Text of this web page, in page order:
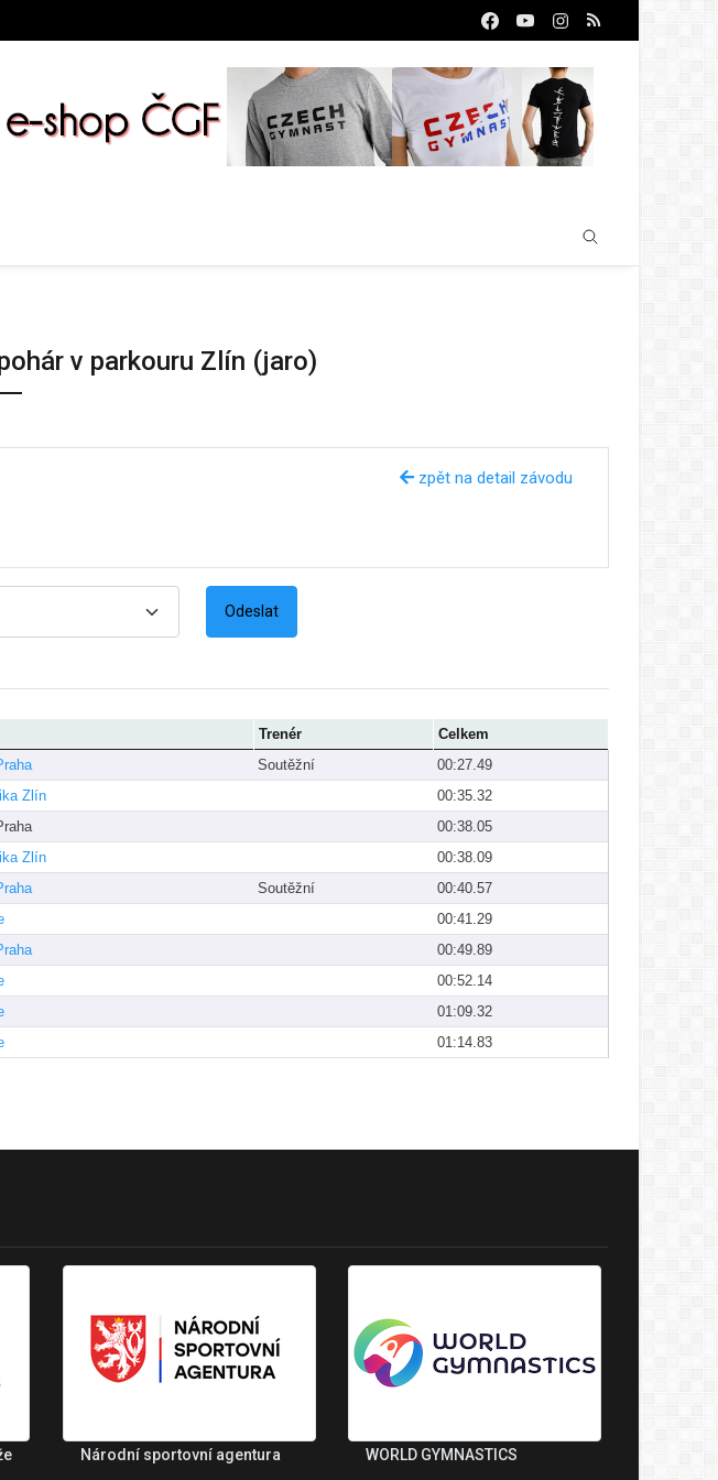
v parkouru Zlín (jaro)
zpět na detail závodu
Trenér
Celkem
Soutěžní
00:27.49
Zlín
00:35.32
00:38.05
Zlín
00:38.09
Soutěžní
00:40.57
00:41.29
00:49.89
00:52.14
01:09.32
01:14.83
Národní sportovní agentura WORLD GYMNASTICS